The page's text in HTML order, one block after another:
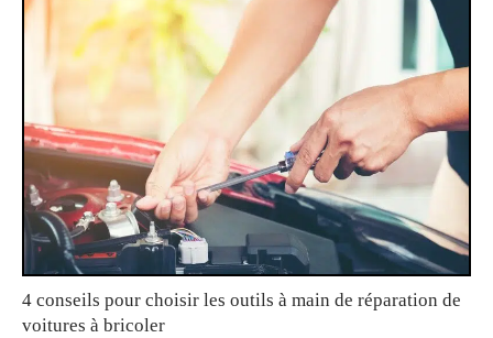
4 conseils pour choisir les outils à main de réparation de
voitures à bricoler